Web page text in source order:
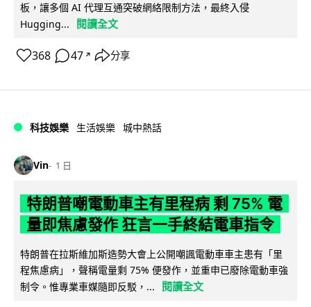
板，讓多個 AI 代理互通突破網絡限制方法，最終入侵
Hugging...
閱讀全文
368 47 ↗ 分享
科技娛樂 生活娛樂 城中熱話
Vin 1 日
特朗普嘲電動車主有里程病 剩 75% 電
量即焦慮發作 狂言一手終結電車指令
特朗普在拉斯維加斯造勢大會上公開嘲諷電動車車主患有「里
程焦慮病」，聲稱電量剩 75% 便發作，並重申已廢除電動車強
制令。惟專業車媒隨即反駁，...
閱讀全文